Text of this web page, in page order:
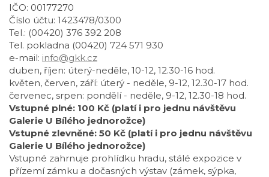
IČO: 00177270
Číslo účtu: 1423478/0300
Tel.: (00420) 376 392 208
Tel. pokladna (00420) 724 571 930
e-mail: info@gkk.cz
duben, říjen: úterý-neděle, 10-12, 12.30-16 hod.
květen, červen, září: úterý - neděle, 9-12, 12.30-17 hod.
červenec, srpen: pondělí - neděle, 9-12, 12.30-18 hod.
Vstupné plné: 100 Kč (platí i pro jednu návštěvu
Galerie U Bílého jednorožce)
Vstupné zlevněné: 50 Kč (platí i pro jednu návštěvu
Galerie U Bílého jednorožce)
Vstupné zahrnuje prohlídku hradu, stálé expozice v
přízemí zámku a dočasných výstav (zámek, sýpka,